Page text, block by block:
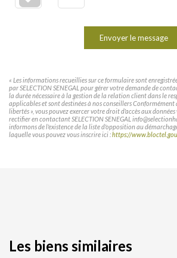
Envoyer le message
« Les informations recueillies sur ce formulaire sont
par SELECTION SENEGAL pour gérer votre demande de
la durée nécessaire à la gestion de la relation client dans le
applicables et sont destinées à nos conseillers
libertés », vous pouvez exercer votre droit d'accès aux
rectifier en contactant SELECTION SENEGAL
informons de l'existence de la liste d'opposition au
laquelle vous pouvez vous inscrire ici :https://
Les biens similaires